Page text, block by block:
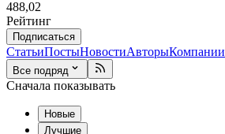
488,02
Рейтинг
Подписаться
СтатьиПостыНовостиАвторыКомпании
Все подряд
Сначала показывать
Новые
Лучшие